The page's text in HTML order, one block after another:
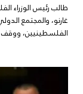
طالب رئيس الوزراء
غارنو، والمجتمع
الفلسطينيين،